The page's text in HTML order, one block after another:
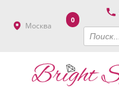
Москва
0